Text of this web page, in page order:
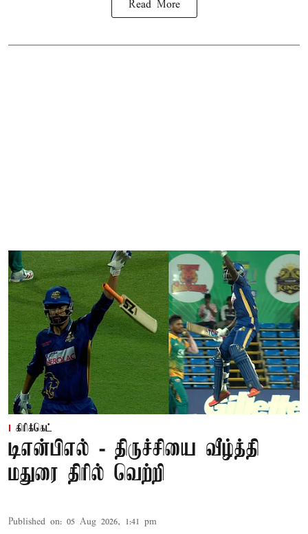
Read More
கிரிக்கெட்
டிஎன்பிஎல் - திருச்சியை வீழ்த்தி
மதுரை திரில் வெற்றி
Published on: 05 Aug 2026, 1:41 pm